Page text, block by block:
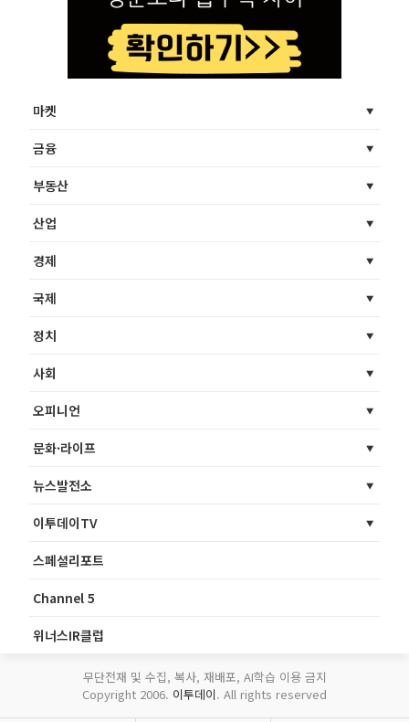
마켓
금융
부동산
산업
경제
국제
정치
사회
오피니언
문화·라이프
뉴스발전소
이투데이TV
스페셜리포트
Channel 5
위너스IR클럽
무단전재 및 수집, 복사, 재배포, AI학습 이용 금지
Copyright 2006. 이투데이. All rights reserved